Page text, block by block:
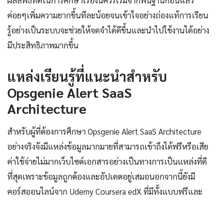
ค่อยๆเพิ่มความยากขึ้นทีละน้อยจนเข้าใจอย่างถ่องแท้การเรียน
รู้อย่างเป็นระบบจะช่วยให้จดจำได้ดีขึ้นและนำไปใช้งานได้อย่าง
มีประสิทธิภาพมากขึ้น
แหล่งเรียนรู้ที่แนะนำสำหรับ
Opsgenie Alert SaaS
Architecture
สำหรับผู้ที่ต้องการศึกษา Opsgenie Alert SaaS Architecture
อย่างจริงจังมีแหล่งข้อมูลมากมายที่สามารถเข้าถึงได้ฟรีหรือเสีย
ค่าใช้จ่ายไม่มากเว็บไซต์เอกสารอย่างเป็นทางการเป็นแหล่งที่ดี
ที่สุดเพราะข้อมูลถูกต้องและอัปเดตอยู่เสมอนอกจากนี้ยังมี
คอร์สออนไลน์จาก Udemy Coursera edX ที่มีทั้งแบบฟรีและ